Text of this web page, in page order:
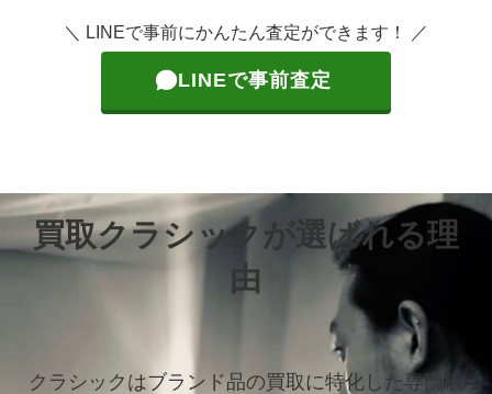
＼ LINEで事前にかんたん査定ができます！ ／
LINEで事前査定
買取クラシックが選ばれる理
由
クラシックはブランド品の買取に特化した専門店